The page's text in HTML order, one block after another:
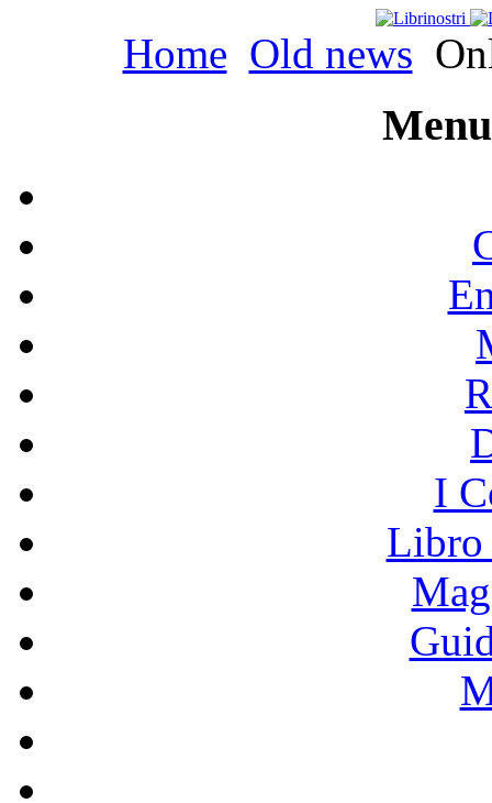
Home Old news
I
Libro